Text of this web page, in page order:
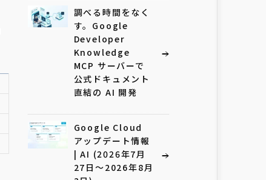
調べる時間をなく
す。Google
Developer
Knowledge
MCP サーバーで
公式ドキュメント
直結の AI 開発
Google Cloud
アップデート情報
| AI (2026年7月
27日〜2026年8月